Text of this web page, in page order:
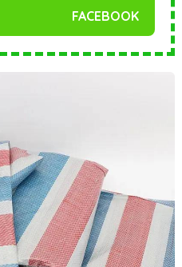
FACEBOOK